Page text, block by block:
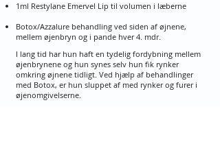
1ml Restylane Emervel Lip til volumen i læberne
Botox/Azzalure behandling ved siden af øjnene,
mellem øjenbryn og i pande hver 4. mdr.
I lang tid har hun haft en tydelig fordybning mellem
øjenbrynene og hun synes selv hun fik rynker
omkring øjnene tidligt. Ved hjælp af behandlinger
med Botox, er hun sluppet af med rynker og furer i
øjenomgivelserne.